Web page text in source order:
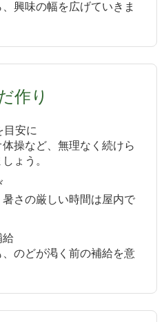
興味の幅を広げていきま
作り
目安に
操など、無理なく続けら
ょう。
さの厳しい時間は屋内で
給
のどが渇く前の補給を意